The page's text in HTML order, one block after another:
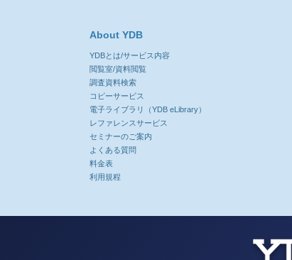
About YDB
YDBとは/サービス内容
閲覧室/資料閲覧
調査資料検索
コピーサービス
電子ライブラリ（YDB eLibrary）
レファレンスサービス
セミナーのご案内
よくある質問
料金表
利用規程